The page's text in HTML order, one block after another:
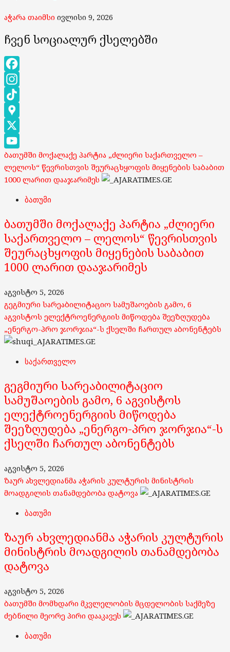
აჭარა თაიმსი ივლისი 9, 2026
ჩვენ სოციალურ ქსელებში
Facebook
Instagram
TikTok
Google
Maps
X
YouTube
Channel
ბათუმში მოქალაქე პარტია „ძლიერი საქართველო –
ლელოს“ წევრისთვის შეურაცხყოფის მიყენების საბაბით
1000 ლარით დააჯარიმეს
ბათუმი
ბათუმში მოქალაქე პარტია „ძლიერი
საქართველო – ლელოს“ წევრისთვის
შეურაცხყოფის მიყენების საბაბით
1000 ლარით დააჯარიმეს
აგვისტო 5, 2026
გეგმიური სარეაბილიტაციო სამუშაოების გამო, 6
აგვისტოს ელექტროენერგიის მიწოდება შეეზღუდება
„ენერგო-პრო ჯორჯია“-ს ქსელში ჩართულ აბონენტებს
საქართველო
გეგმიური სარეაბილიტაციო
სამუშაოების გამო, 6 აგვისტოს
ელექტროენერგიის მიწოდება
შეეზღუდება „ენერგო-პრო ჯორჯია“-ს
ქსელში ჩართულ აბონენტებს
აგვისტო 5, 2026
ზაურ ახვლედიანმა აჭარის კულტურის მინისტრის
მოადგილის თანამდებობა დატოვა
ბათუმი
ზაურ ახვლედიანმა აჭარის კულტურის
მინისტრის მოადგილის თანამდებობა
დატოვა
აგვისტო 5, 2026
ბათუმში მომხდარი მკვლელობის მცდელობის საქმეზე
ძებნილი მეორე პირი დააკავეს
ბათუმი